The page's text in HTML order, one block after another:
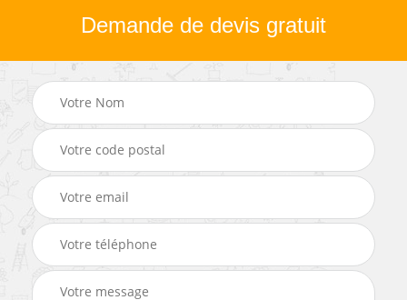
Demande de devis gratuit